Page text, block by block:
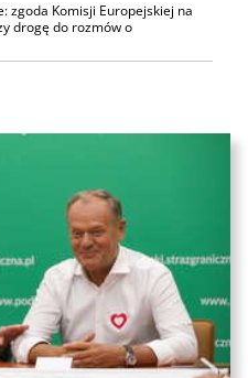
zgoda Komisji Europejskiej na
drogę do rozmów o